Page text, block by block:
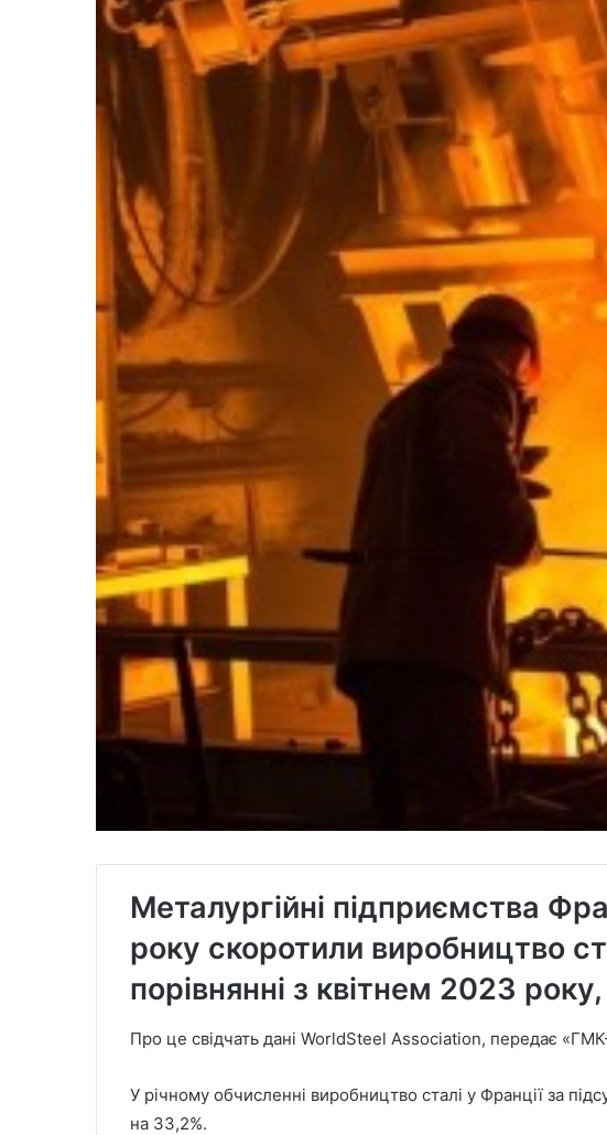
Металургійні підприємства
року скоротили виробництво
порівнянні з квітнем 2023
Про це свідчать дані WorldSteel Association, передає
У річному обчисленні виробництво сталі у Франції за
на 33,2%.